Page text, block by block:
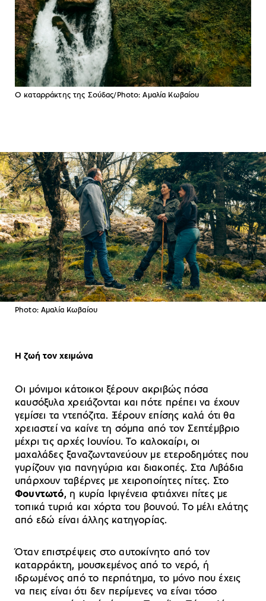
Ο καταρράκτης της Σούδας/Photo: Αμαλία Κωβαίου
Photo: Αμαλία Κωβαίου
Η ζωή τον χειμώνα
Οι μόνιμοι κάτοικοι ξέρουν ακριβώς πόσα
καυσόξυλα χρειάζονται και πότε πρέπει να έχουν
γεμίσει τα ντεπόζιτα. Ξέρουν επίσης καλά ότι θα
χρειαστεί να καίνε τη σόμπα από τον Σεπτέμβριο
μέχρι τις αρχές Ιουνίου. Το καλοκαίρι, οι
μαχαλάδες ξαναζωντανεύουν με ετεροδημότες που
γυρίζουν για πανηγύρια και διακοπές. Στα Λιβάδια
υπάρχουν ταβέρνες με χειροποίητες πίτες. Στο
Φουντωτό, η κυρία Ιφιγένεια φτιάχνει πίτες με
τοπικά τυριά και χόρτα του βουνού. Το μέλι ελάτης
από εδώ είναι άλλης κατηγορίας.
Όταν επιστρέψεις στο αυτοκίνητο από τον
καταρράκτη, μουσκεμένος από το νερό, ή
ιδρωμένος από το περπάτημα, το μόνο που έχεις
να πεις είναι ότι δεν περίμενες να είναι τόσο